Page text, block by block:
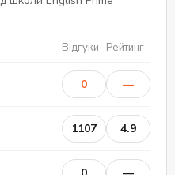
Відгуки Рейтинг
0 —
1107 4.9